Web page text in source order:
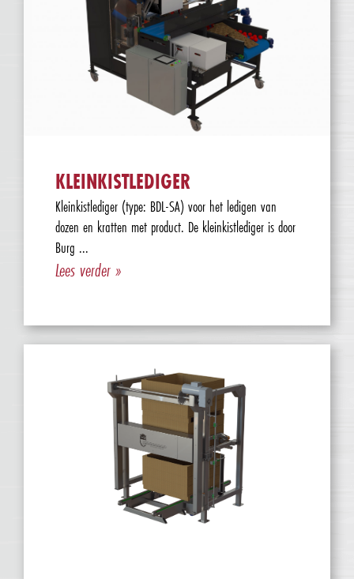
KLEINKISTLEDIGER
Kleinkistlediger (type: BDL-SA) voor het ledigen van
dozen en kratten met product. De kleinkistlediger is door
Burg ...
Lees verder »